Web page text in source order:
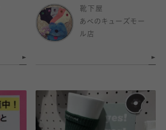
靴下屋
あべのキューズモー
ル店